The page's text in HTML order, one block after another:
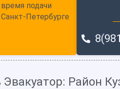
подачи
Петербурге
Район